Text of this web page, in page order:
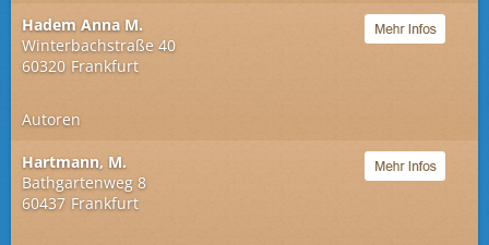
Hadem Anna M.
Winterbachstraße 40
60320 Frankfurt
Autoren
Hartmann, M.
Bathgartenweg 8
60437 Frankfurt